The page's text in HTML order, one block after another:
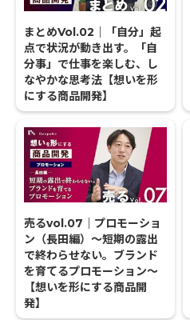
まとめVol.02｜「自分」起
点で状況が動き出す。「自
分事」で仕事を楽しむ、し
なやかな思考法【想いを形
にする商品開発】
売るvol.07｜プロモーショ
ン（長田編）〜短期の露出
で終わらせない。ブランド
を育てるプロモーション〜
【想いを形にする商品開
発】